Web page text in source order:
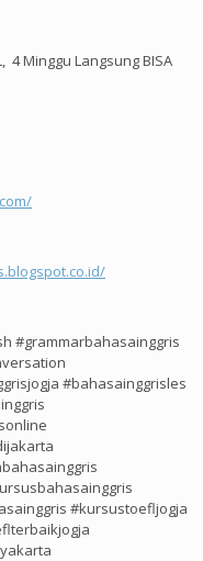
4 Minggu Langsung BISA
#grammarbahasainggris
#bahasainggrisles
#kursustoefljogja